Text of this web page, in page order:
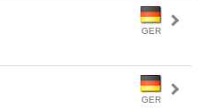
GER
GER